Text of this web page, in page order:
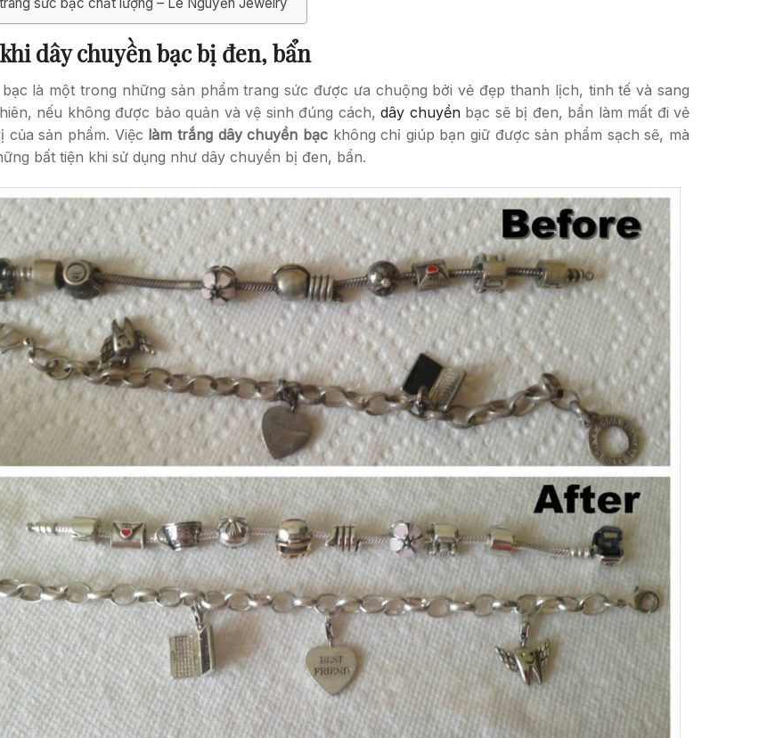
sức bạc chất lượng – Lê Nguyễn Jewelry
dây chuyền bạc bị đen, bẩn
là một trong những sản phẩm trang sức được ưa chuộng bởi vẻ đẹp thanh lịch, tinh tế và sang
nếu không được bảo quản và vệ sinh đúng cách,dây chuyềnbạc sẽ bị đen, bẩn làm mất đi vẻ
của sản phẩm. Việc làm trắng dây chuyền bạc không chỉ giúp bạn giữ được sản phẩm sạch sẽ, mà
bất tiện khi sử dụng như dây chuyền bị đen, bẩn.